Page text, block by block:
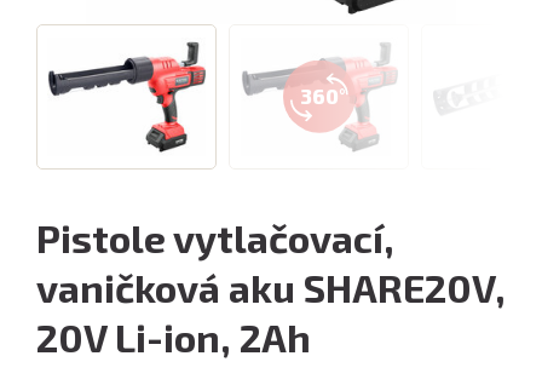
360°
Pistole vytlačovací,
vaničková aku SHARE20V,
20V Li-ion, 2Ah